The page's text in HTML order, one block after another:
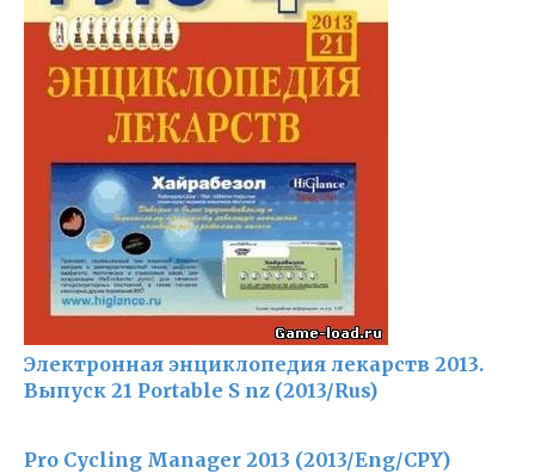
Электронная энциклопедия лекарств 2013.
Выпуск 21 Portable S nz (2013/Rus)
Pro Cycling Manager 2013 (2013/Eng/CPY)